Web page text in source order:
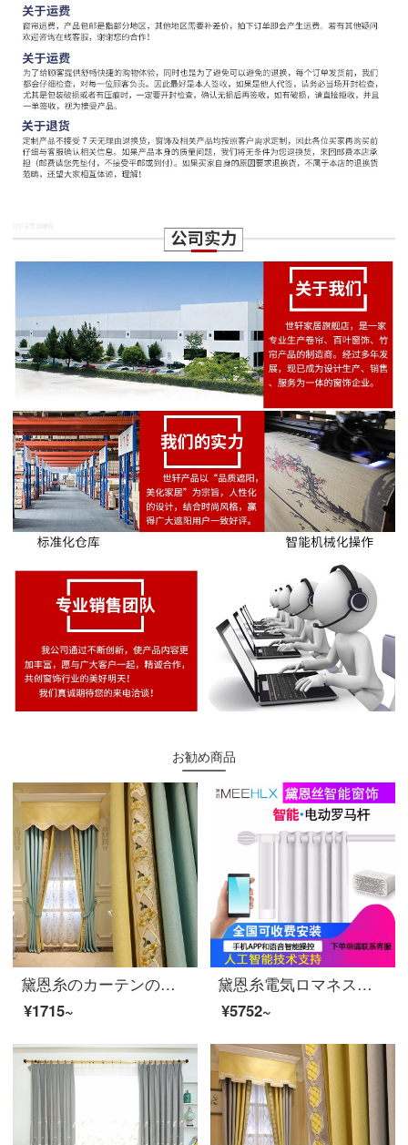
お勧め商品
黛恩糸のカーテンの完成品は簡単に現代の客間の寝室の遮光布の翻り窓の綿の麻の刺繍の模様をつないでアメリカ式のカーテンの布をつなぎます。
¥1715~
黛恩糸電気ロマネスクスマートホームレール無線リモコンwifi携帯APP音声コントロールカーテン静音タイプ2.5 mフルセット注文しました。カスタマーサービスに連絡してください。
¥5752~